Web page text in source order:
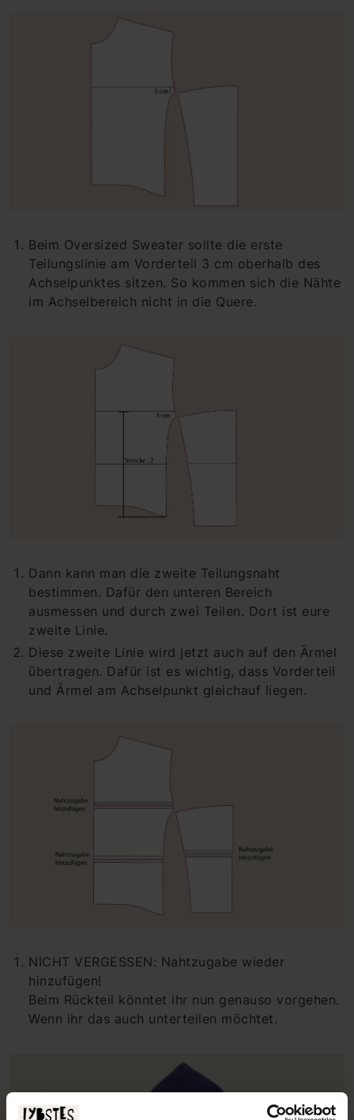
Beim Oversized Sweater sollte die erste
Teilungslinie am Vorderteil 3 cm oberhalb des
Achselpunktes sitzen. So kommen sich die Nähte
im Achselbereich nicht in die Quere.
Dann kann man die zweite Teilungsnaht
bestimmen. Dafür den unteren Bereich
ausmessen und durch zwei Teilen. Dort ist eure
zweite Linie.
Diese zweite Linie wird jetzt auch auf den Ärmel
übertragen. Dafür ist es wichtig, dass Vorderteil
und Ärmel am Achselpunkt gleichauf liegen.
NICHT VERGESSEN: Nahtzugabe wieder
hinzufügen!
Beim Rückteil könntet ihr nun genauso vorgehen.
Wenn ihr das auch unterteilen möchtet.